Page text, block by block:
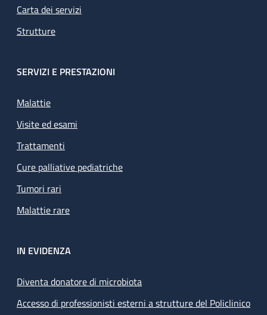
Carta dei servizi
Strutture
SERVIZI E PRESTAZIONI
Malattie
Visite ed esami
Trattamenti
Cure palliative pediatriche
Tumori rari
Malattie rare
IN EVIDENZA
Diventa donatore di microbiota
Accesso di professionisti esterni a strutture del Policlinico